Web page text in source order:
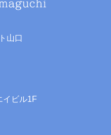
山口
イビル1F